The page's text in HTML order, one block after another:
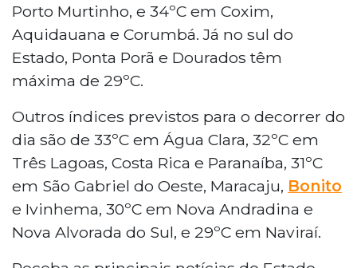
Porto Murtinho, e 34ºC em Coxim,
Aquidauana e Corumbá. Já no sul do
Estado, Ponta Porã e Dourados têm
máxima de 29ºC.
Outros índices previstos para o decorrer do
dia são de 33ºC em Água Clara, 32ºC em
Três Lagoas, Costa Rica e Paranaíba, 31ºC
em São Gabriel do Oeste, Maracaju, Bonito
e Ivinhema, 30ºC em Nova Andradina e
Nova Alvorada do Sul, e 29ºC em Naviraí.